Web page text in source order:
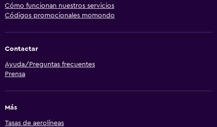
Cómo funcionan nuestros servicios
Códigos promocionales momondo
Contactar
Ayuda/Preguntas frecuentes
Prensa
Más
Tasas de aerolíneas